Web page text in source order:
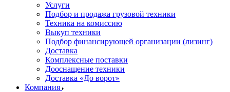
Услуги
Подбор и продажа грузовой техники
Техника на комиссию
Выкуп техники
Подбор финансирующей организации (лизинг)
Доставка
Комплексные поставки
Дооснащение техники
Доставка «До ворот»
Компания